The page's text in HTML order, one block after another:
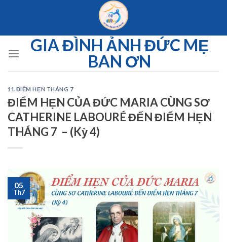
GIA ĐÌNH ẢNH ĐỨC MẸ
BAN ƠN
11.ĐIỂM HẸN THÁNG 7
ĐIỂM HẸN CỦA ĐỨC MARIA CÙNG SƠ
CATHERINE LABOURÉ ĐẾN ĐIỂM HẸN
THÁNG 7 – (Kỳ 4)
05
Th7